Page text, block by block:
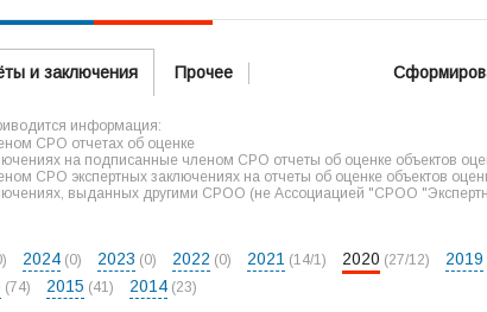
и заключения Прочее
информация:
СРО отчетах об оценке
на подписанные членом СРО отчеты об оценке объектов
СРО экспертных заключениях на отчеты об оценке объектов
выданных другими СРОО (не Ассоциацией "СРОО
2024 (0) 2023 (0) 2022 (0) 2021 (14/1) 2020 (27/12) 2019
(74) 2015 (41) 2014 (23)